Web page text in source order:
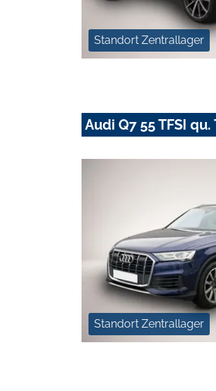
Standort Zentrallager
Audi Q7 55 TFSI
Standort Zentrallager